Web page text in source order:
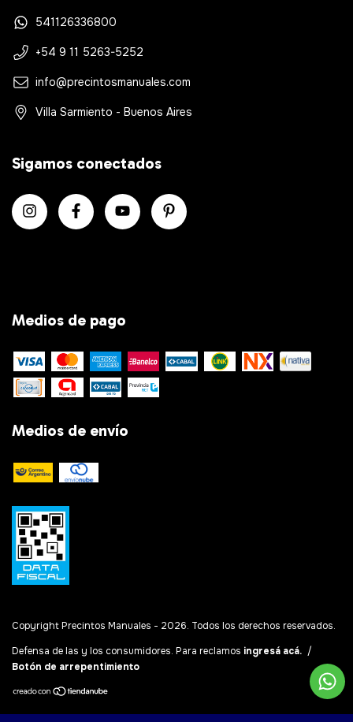
541126336800
+54 9 11 5263-5252
info@precintosmanuales.com
Villa Sarmiento - Buenos Aires
Sigamos conectados
Medios de pago
Medios de envío
Copyright Precintos Manuales - 2026. Todos los derechos reservados.
Defensa de las y los consumidores. Para reclamos ingresá acá. /
Botón de arrepentimiento